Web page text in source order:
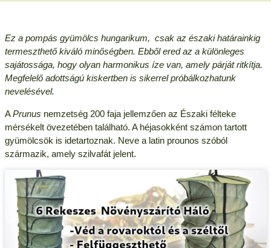
Ez a pompás gyümölcs hungarikum, csak az északi határainkig
termeszthető kiváló minőségben. Ebből ered az a különleges
sajátossága, hogy olyan harmonikus íze van, amely párját ritkítja.
Megfelelő adottságú kiskertben is sikerrel próbálkozhatunk
nevelésével.
APrunus nemzetség 200 faja jellemzően az Északi félteke
mérsékelt övezetében található. A héjasokként számon tartott
gyümölcsök is idetartoznak. Neve a latin prounos szóból
származik, amely szilvafát jelent.